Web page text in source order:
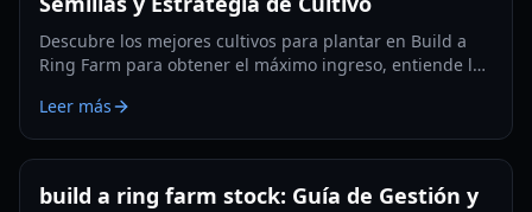
Descubre los mejores cultivos para plantar en Build a
Ring Farm para obtener el máximo ingreso, entiende las
diseños óptimos de cultivo en 2026.
Leer más
build a ring farm stock: Guía de Gestión y